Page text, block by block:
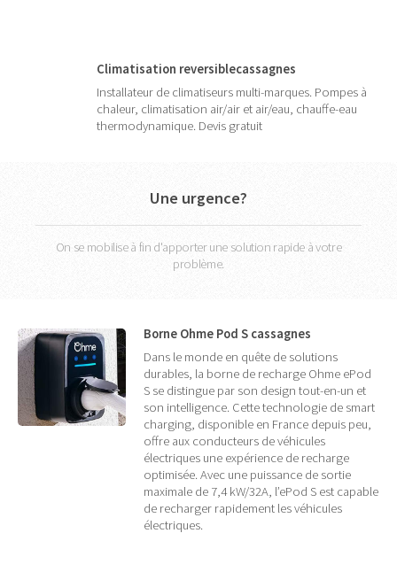
Climatisation reversiblecassagnes
Installateur de climatiseurs multi-marques. Pompes à
chaleur, climatisation air/air et air/eau, chauffe-eau
thermodynamique. Devis gratuit
Une urgence?
On se mobilise à fin d'apporter une solution rapide à votre
problème.
Borne Ohme Pod S cassagnes
Dans le monde en quête de solutions
durables, la borne de recharge Ohme ePod
S se distingue par son design tout-en-un et
son intelligence. Cette technologie de smart
charging, disponible en France depuis peu,
offre aux conducteurs de véhicules
électriques une expérience de recharge
optimisée. Avec une puissance de sortie
maximale de 7,4 kW/32A, l’ePod S est capable
de recharger rapidement les véhicules
électriques.